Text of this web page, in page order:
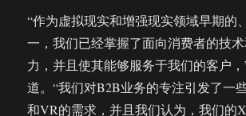
“作为虚拟现实和增强现实领域早期的
一，我们已经掌握了面向消费者的技
力，并且使其能够服务于我们的客户
道。“我们对B2B业务的专注引发了一
和VR的需求，并且我们认为，我们的